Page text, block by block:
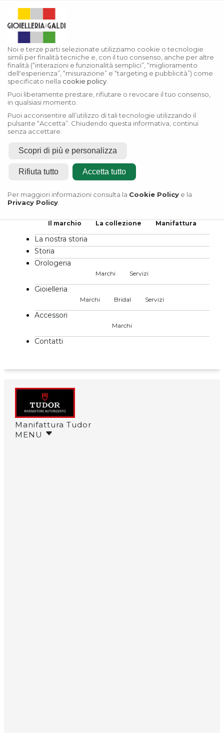
Home
Rivenditore Autorizzato
Rolex
Rivenditore Autorizzato
Il marchio La collezione Manifattura
La nostra storia
Storia
Orologeria
Marchi Servizi
Gioielleria
Marchi Bridal Servizi
Accessori
Marchi
Contatti
Manifattura Tudor
MENU
Noi e terze parti selezionate utilizziamo cookie o tecnologie
simili per finalità tecniche e, con il tuo consenso, anche per altre
finalità (“interazioni e funzionalità semplici”, “miglioramento
dell'esperienza”, “misurazione” e “targeting e pubblicità”) come
specificato nella cookie policy
Puoi liberamente prestare, rifiutare o revocare il tuo consenso,
in qualsiasi momento.
Puoi acconsentire all’utilizzo di tali tecnologie utilizzando il
pulsante “Accetta”. Chiudendo questa informativa, continui
senza accettare.
Scopri di più e personalizza
Rifiuta tutto Accetta tutto
Per maggiori informazioni consulta la Cookie Policy e la
Privacy Policy